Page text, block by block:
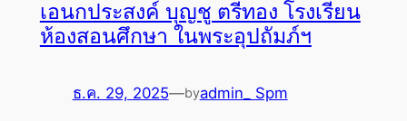
เอนกประสงค์ บุญชู ตรีทอง โรงเรียน
ห้องสอนศึกษา ในพระอุปถัมภ์ฯ
ธ.ค. 29, 2025—byadmin_ Spm